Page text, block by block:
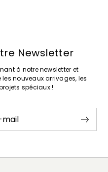
Newsletter
à notre newsletter et
nouveaux arrivages, les
spéciaux !